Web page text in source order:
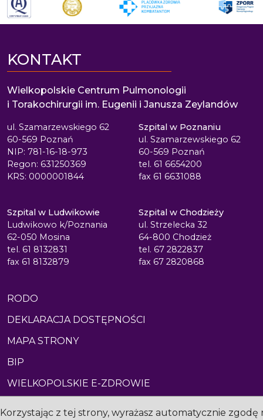
KONTAKT
Wielkopolskie Centrum Pulmonologii
i Torakochirurgii im. Eugenii i Janusza Zeylandów
ul. Szamarzewskiego 62
60-569 Poznań
NIP: 781-16-18-973
Regon: 631250369
KRS: 0000001844
Szpital w Poznaniu
ul. Szamarzewskiego 62
60-569 Poznań
tel. 61 6654200
fax 61 6631088
Szpital w Ludwikowie
Ludwikowo k/Poznania
62-050 Mosina
tel. 61 8132831
fax 61 8132879
Szpital w Chodzieży
ul. Strzelecka 32
64-800 Chodzież
tel. 67 2822837
fax 67 2820868
RODO
DEKLARACJA DOSTĘPNOŚCI
MAPA STRONY
BIP
WIELKOPOLSKIE E-ZDROWIE
Korzystając z tej strony, wyrażasz automatycznie